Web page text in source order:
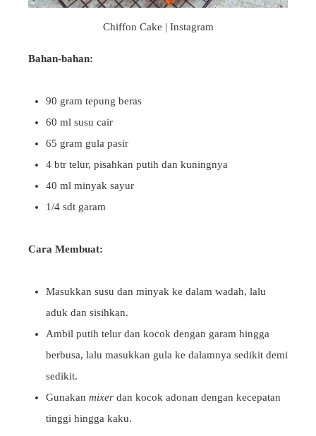
Chiffon Cake | Instagram
Bahan-bahan:
90 gram tepung beras
60 ml susu cair
65 gram gula pasir
4 btr telur, pisahkan putih dan kuningnya
40 ml minyak sayur
1/4 sdt garam
Cara Membuat:
Masukkan susu dan minyak ke dalam wadah, lalu
aduk dan sisihkan.
Ambil putih telur dan kocok dengan garam hingga
berbusa, lalu masukkan gula ke dalamnya sedikit demi
sedikit.
Gunakan mixer dan kocok adonan dengan kecepatan
tinggi hingga kaku.